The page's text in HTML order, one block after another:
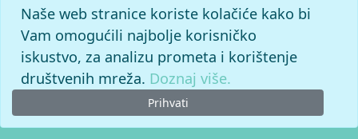
Naše web stranice koriste kolačiće kako bi
Vam omogućili najbolje korisničko
iskustvo, za analizu prometa i korištenje
društvenih mreža. Doznaj više.
Prihvati
© 2026. -Leksikografski zavodMiroslav Krleža